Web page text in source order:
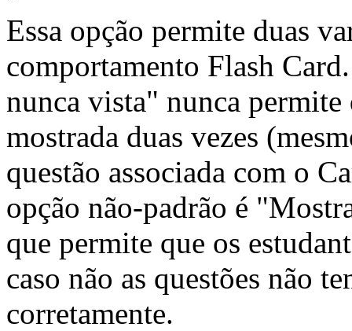
Essa opção permite duas
comportamento Flash
nunca vista" nunca permite
mostrada duas vezes
questão associada com o
opção não-padrão é
que permite que os
caso não as questões não
corretamente.